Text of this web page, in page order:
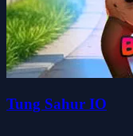
Tung Sahur IO